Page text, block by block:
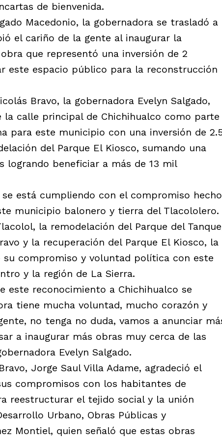
de bienvenida.
Macedonio, la gobernadora se trasladó a
el cariño de la gente al inaugurar la
que representó una inversión de 2
este espacio público para la reconstrucción
Bravo, la gobernadora Evelyn Salgado,
calle principal de Chichihualco como parte
para este municipio con una inversión de
del Parque El Kiosco, sumando una
logrando beneficiar a más de 13 mil
está cumpliendo con el compromiso hecho
municipio balonero y tierra del Tlacololero.
la remodelación del Parque del
y la recuperación del Parque El Kiosco, la
su compromiso y voluntad política con este
y la región de La Sierra.
este reconocimiento a Chichihualco se
tiene mucha voluntad, mucho corazón y
no tenga no duda, vamos a anunciar
a inaugurar más obras muy cerca de las
Evelyn Salgado.
Jorge Saul Villa Adame, agradeció el
compromisos con los habitantes de
reestructurar el tejido social y la unión
Urbano, Obras Públicas y
Montiel, quien señaló que estas obras